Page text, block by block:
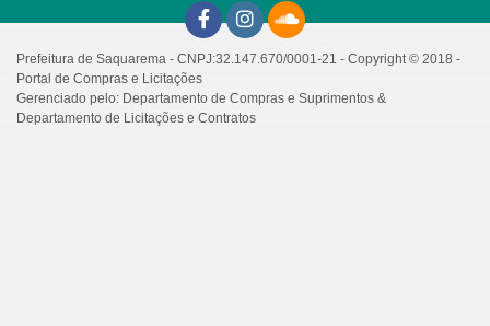
Prefeitura de Saquarema - CNPJ:32.147.670/0001-21 - Copyright © 2018 -
Portal de Compras e Licitações
Gerenciado pelo: Departamento de Compras e Suprimentos &
Departamento de Licitações e Contratos